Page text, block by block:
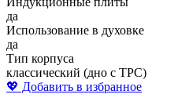
да
Использование в духовке
да
Тип корпуса
классический (дно с ТРС)
💖 Добавить в избранное